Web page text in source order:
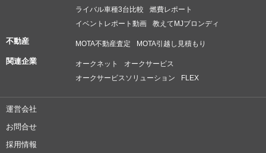
ライバル車種3台比較
燃費レポート
イベントレポート動画
教えてMJブロンディ
不動産 MOTA不動産査定 MOTA引越し見積もり
関連企業 オークネット
オークサービス
オークサービスソリューション
FLEX
運営会社
お問合せ
採用情報